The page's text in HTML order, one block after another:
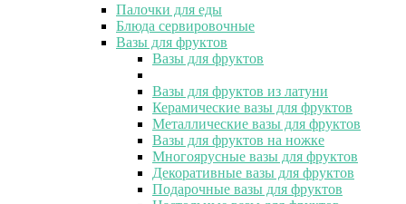
Палочки для еды
Блюда сервировочные
Вазы для фруктов
Вазы для фруктов
Вазы для фруктов из латуни
Керамические вазы для фруктов
Металлические вазы для фруктов
Вазы для фруктов на ножке
Многоярусные вазы для фруктов
Декоративные вазы для фруктов
Подарочные вазы для фруктов